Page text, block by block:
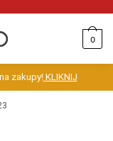
0
zakupy!KLIKNIJ